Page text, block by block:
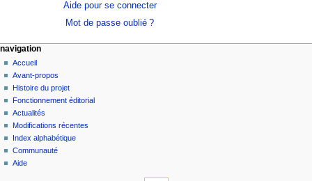
Aide pour se connecter
Mot de passe oublié ?
navigation
Accueil
Avant-propos
Histoire du projet
Fonctionnement éditorial
Actualités
Modifications récentes
Index alphabétique
Communauté
Aide